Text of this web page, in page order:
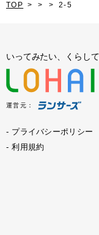
TOP 2-5
いってみたい、くらし
運営元：
プライバシーポリシー
利用規約